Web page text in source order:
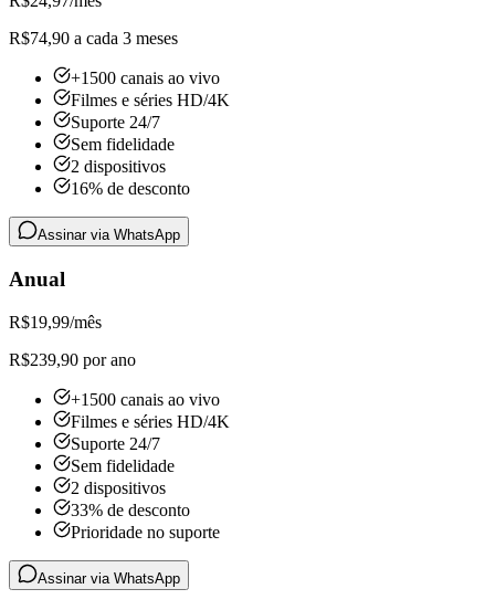
R$74,90 a cada 3 meses
+1500 canais ao vivo
Filmes e séries HD/4K
Suporte 24/7
Sem fidelidade
2 dispositivos
16% de desconto
Assinar via WhatsApp
Anual
R$19,99/mês
R$239,90 por ano
+1500 canais ao vivo
Filmes e séries HD/4K
Suporte 24/7
Sem fidelidade
2 dispositivos
33% de desconto
Prioridade no suporte
Assinar via WhatsApp